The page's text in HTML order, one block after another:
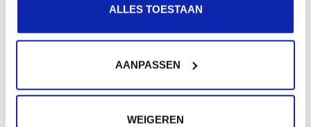
ALLES TOESTAAN
AANPASSEN
WEIGEREN